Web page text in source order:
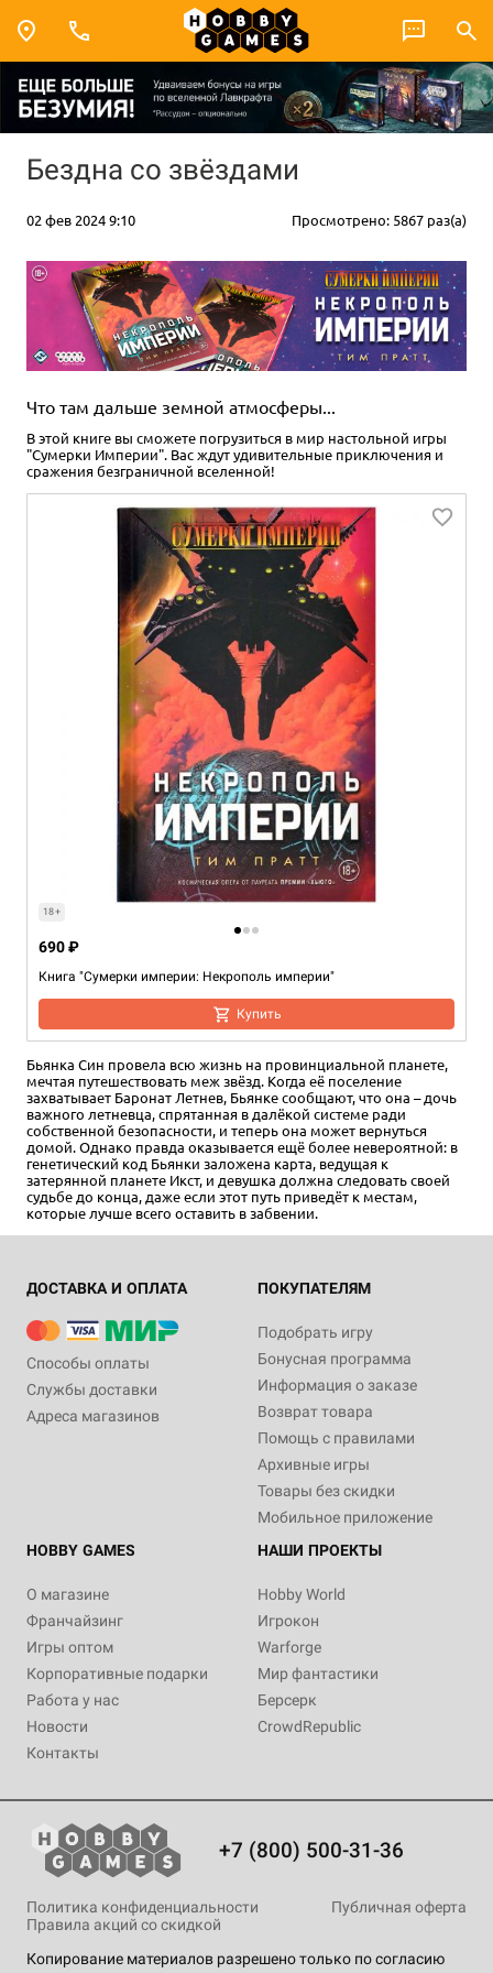
Бездна со звёздами
02 фев 2024 9:10 Просмотрено: 5867 раз(а)
Что там дальше земной атмосферы...
В этой книге вы сможете погрузиться в мир настольной игры
"Сумерки Империи". Вас ждут удивительные приключения и
сражения безграничной вселенной!
18+
Книга "Сумерки империи: Некрополь империи"
690 ₽
Купить
Бьянка Син провела всю жизнь на провинциальной планете,
мечтая путешествовать меж звёзд. Когда её поселение
захватывает Баронат Летнев, Бьянке сообщают, что она – дочь
важного летневца, спрятанная в далёкой системе ради
собственной безопасности, и теперь она может вернуться
домой. Однако правда оказывается ещё более невероятной: в
генетический код Бьянки заложена карта, ведущая к
затерянной планете Икст, и девушка должна следовать своей
судьбе до конца, даже если этот путь приведёт к местам,
которые лучше всего оставить в забвении.
ДОСТАВКА И ОПЛАТА
Способы оплаты
Службы доставки
Адреса магазинов
ПОКУПАТЕЛЯМ
Подобрать игру
Бонусная программа
Информация о заказе
Возврат товара
Помощь с правилами
Архивные игры
Товары без скидки
Мобильное приложение
HOBBY GAMES
О магазине
Франчайзинг
Игры оптом
Корпоративные подарки
Работа у нас
Новости
Контакты
НАШИ ПРОЕКТЫ
Hobby World
Игрокон
Warforge
Мир фантастики
Берсерк
CrowdRepublic
+7 (800) 500-31-36
Копирование материалов разрешено только по согласию
Политика конфиденциальности
Публичная оферта
Правила акций со скидкой